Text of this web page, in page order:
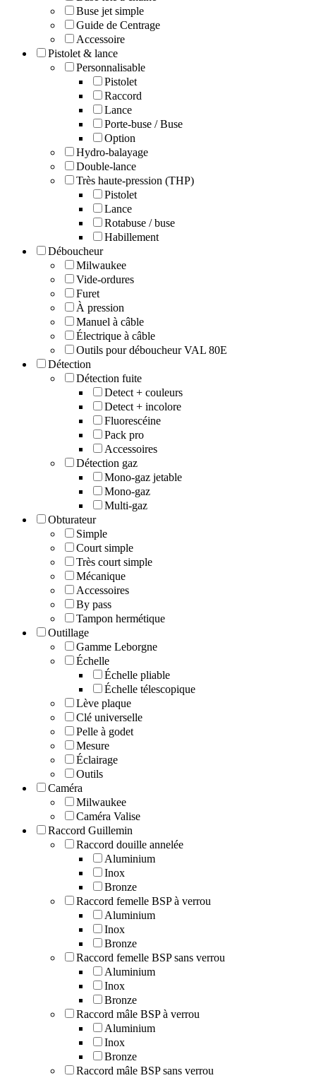
Buse jet simple
Guide de Centrage
Accessoire
Pistolet & lance
Personnalisable
Pistolet
Raccord
Lance
Porte-buse / Buse
Option
Hydro-balayage
Double-lance
Très haute-pression (THP)
Pistolet
Lance
Rotabuse / buse
Habillement
Déboucheur
Milwaukee
Vide-ordures
Furet
À pression
Manuel à câble
Électrique à câble
Outils pour déboucheur VAL 80E
Détection
Détection fuite
Detect + couleurs
Detect + incolore
Fluorescéine
Pack pro
Accessoires
Détection gaz
Mono-gaz jetable
Mono-gaz
Multi-gaz
Obturateur
Simple
Court simple
Très court simple
Mécanique
Accessoires
By pass
Tampon hermétique
Outillage
Gamme Leborgne
Échelle
Échelle pliable
Échelle télescopique
Lève plaque
Clé universelle
Pelle à godet
Mesure
Éclairage
Outils
Caméra
Milwaukee
Caméra Valise
Raccord Guillemin
Raccord douille annelée
Aluminium
Inox
Bronze
Raccord femelle BSP à verrou
Aluminium
Inox
Bronze
Raccord femelle BSP sans verrou
Aluminium
Inox
Bronze
Raccord mâle BSP à verrou
Aluminium
Inox
Bronze
Raccord mâle BSP sans verrou